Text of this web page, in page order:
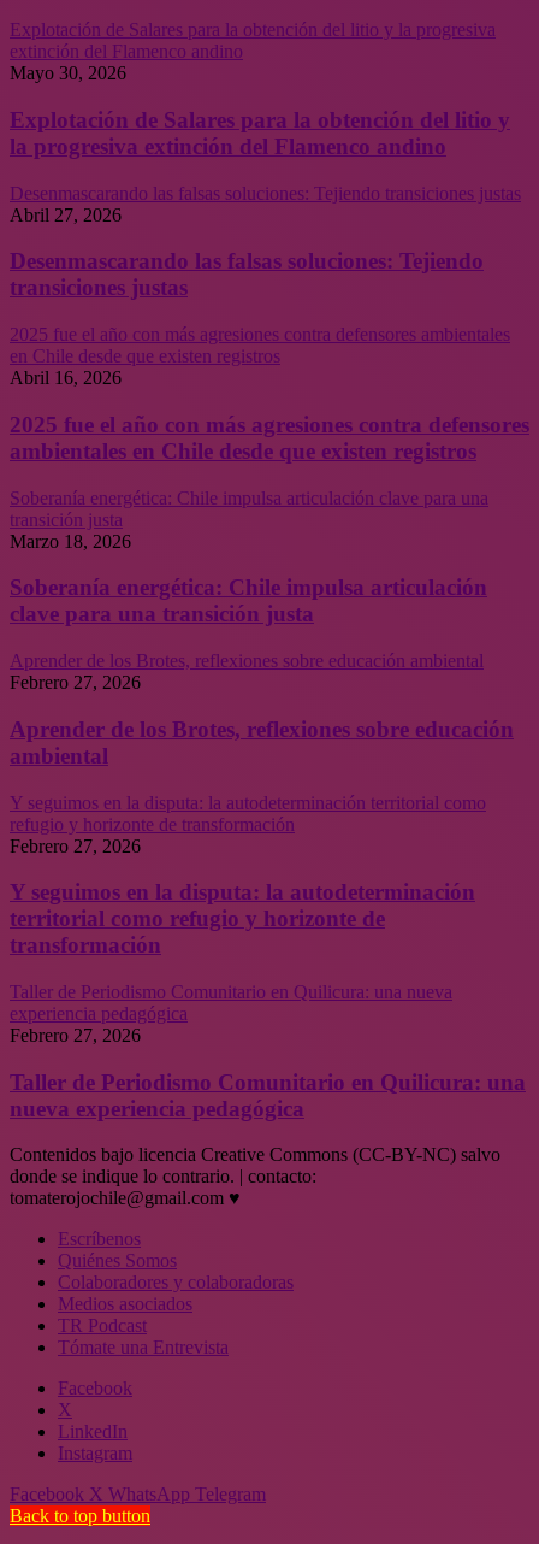
Explotación de Salares para la obtención del litio y la progresiva
extinción del Flamenco andino
Mayo 30, 2026
Explotación de Salares para la obtención del litio y
la progresiva extinción del Flamenco andino
Desenmascarando las falsas soluciones: Tejiendo transiciones justas
Abril 27, 2026
Desenmascarando las falsas soluciones: Tejiendo
transiciones justas
2025 fue el año con más agresiones contra defensores ambientales
en Chile desde que existen registros
Abril 16, 2026
2025 fue el año con más agresiones contra defensores
ambientales en Chile desde que existen registros
Soberanía energética: Chile impulsa articulación clave para una
transición justa
Marzo 18, 2026
Soberanía energética: Chile impulsa articulación
clave para una transición justa
Aprender de los Brotes, reflexiones sobre educación ambiental
Febrero 27, 2026
Aprender de los Brotes, reflexiones sobre educación
ambiental
Y seguimos en la disputa: la autodeterminación territorial como
refugio y horizonte de transformación
Febrero 27, 2026
Y seguimos en la disputa: la autodeterminación
territorial como refugio y horizonte de
transformación
Taller de Periodismo Comunitario en Quilicura: una nueva
experiencia pedagógica
Febrero 27, 2026
Taller de Periodismo Comunitario en Quilicura: una
nueva experiencia pedagógica
Contenidos bajo licencia Creative Commons (CC-BY-NC) salvo
donde se indique lo contrario. | contacto:
tomaterojochile@gmail.com ♥
Escríbenos
Quiénes Somos
Colaboradores y colaboradoras
Medios asociados
TR Podcast
Tómate una Entrevista
Facebook
X
LinkedIn
Instagram
Facebook X WhatsApp Telegram
Back to top button